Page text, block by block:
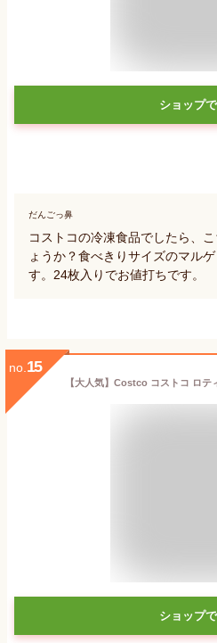
ショップ
だんごっ鼻
コストコの冷凍食品でしたら、
ょうか？食べきりサイズのマル
す。24枚入りでお値打ちです。
no. 15
ショップ